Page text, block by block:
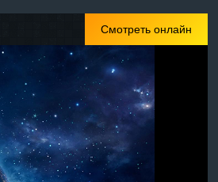
Смотреть онлайн